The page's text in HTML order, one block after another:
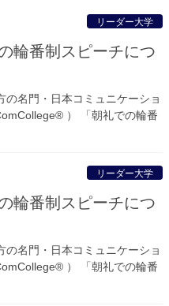
リーダー大学
輪番制スピーチにつ
名門・日本コミュニケーショ
） 「朝礼での輪番
リーダー大学
輪番制スピーチにつ
名門・日本コミュニケーショ
） 「朝礼での輪番